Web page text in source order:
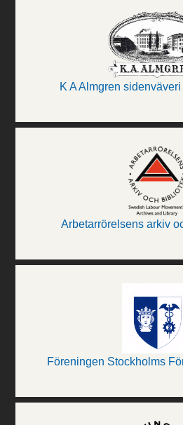
K A Almgren
Arbetarrörelsens arkiv
Föreningen Stockholms